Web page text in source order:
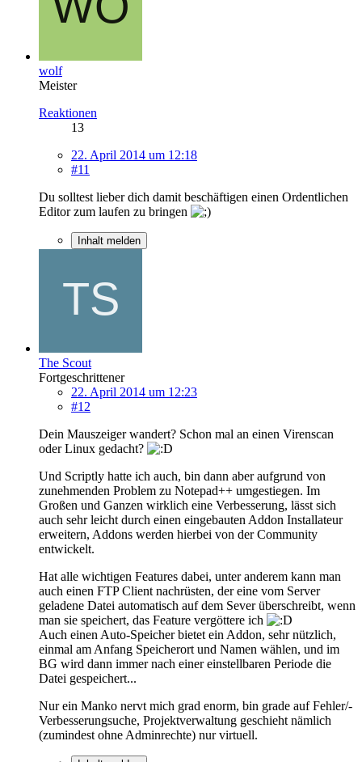
wolf
Meister
Reaktionen
13
22. April 2014 um 12:18
#11
Du solltest lieber dich damit beschäftigen einen Ordentlichen
Editor zum laufen zu bringen
Inhalt melden
The Scout
Fortgeschrittener
22. April 2014 um 12:23
#12
Dein Mauszeiger wandert? Schon mal an einen Virenscan
oder Linux gedacht?
Und Scriptly hatte ich auch, bin dann aber aufgrund von
zunehmenden Problem zu Notepad++ umgestiegen. Im
Großen und Ganzen wirklich eine Verbesserung, lässt sich
auch sehr leicht durch einen eingebauten Addon Installateur
erweitern, Addons werden hierbei von der Community
entwickelt.
Hat alle wichtigen Features dabei, unter anderem kann man
auch einen FTP Client nachrüsten, der eine vom Server
geladene Datei automatisch auf dem Sever überschreibt, wenn
man sie speichert, das Feature vergöttere ich
Auch einen Auto-Speicher bietet ein Addon, sehr nützlich,
einmal am Anfang Speicherort und Namen wählen, und im
BG wird dann immer nach einer einstellbaren Periode die
Datei gespeichert...
Nur ein Manko nervt mich grad enorm, bin grade auf Fehler/-
Verbesserungsuche, Projektverwaltung geschieht nämlich
(zumindest ohne Adminrechte) nur virtuell.